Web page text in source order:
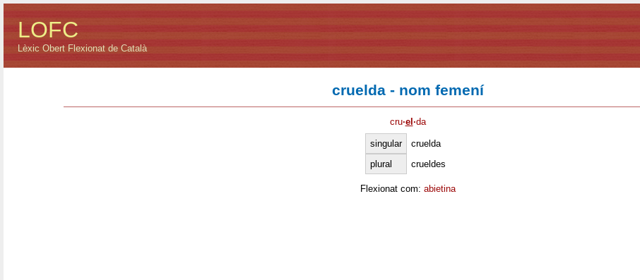
LOFC
Lèxic Obert Flexionat de Català
cruelda - nom femení
cru·el ·da
singular
cruelda
plural
crueldes
Flexionat com: abietina